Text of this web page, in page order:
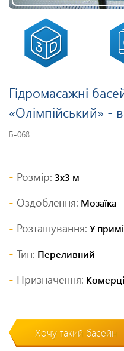
Гідромасажні
«Олімпійський» -
Б-068
Розмір: 3х3 м
Оздоблення: Мозаїка
Розташування: У
Тип: Переливний
Призначення:
Хочу такий басейн